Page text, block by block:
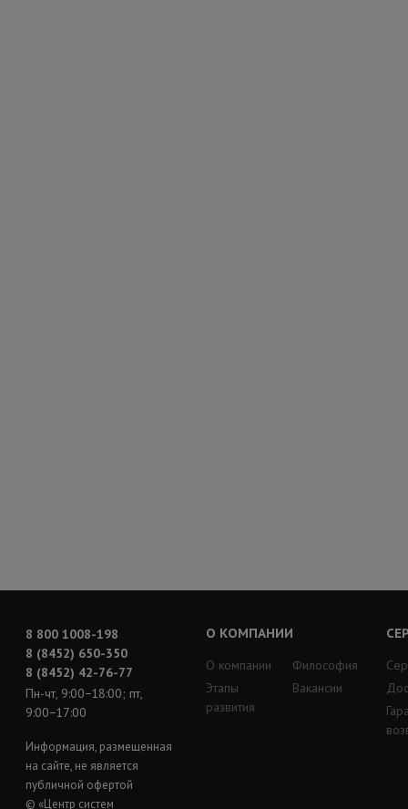
8 800 1008-198
8 (8452) 650-350
8 (8452) 42-76-77
Пн-чт, 9:00−18:00; пт,
9:00−17:00
Информация, размещенная
на сайте, не является
публичной офертой
© «Центр систем
О КОМПАНИИ
О компании
Этапы
развития
Философия
Вакансии